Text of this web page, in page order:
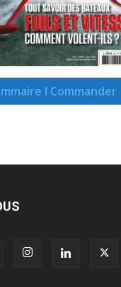
I Commander